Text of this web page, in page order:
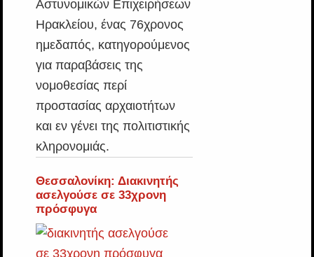
Αστυνομικών Επιχειρήσεων
Ηρακλείου, ένας 76χρονος
ημεδαπός, κατηγορούμενος
για παραβάσεις της
νομοθεσίας περί
προστασίας αρχαιοτήτων
και εν γένει της πολιτιστικής
κληρονομιάς.
Θεσσαλονίκη: Διακινητής
ασελγούσε σε 33χρονη
πρόσφυγα